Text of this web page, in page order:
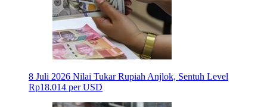
8 Juli 2026 Nilai Tukar Rupiah Anjlok, Sentuh Level
Rp18.014 per USD